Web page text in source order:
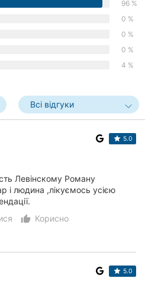
96 %
0 %
0 %
0 %
4 %
Всі відгуки
5.0
Левінскому Роману
і людина ,лікуємось усією
thumb_up_alt
Корисно
5.0